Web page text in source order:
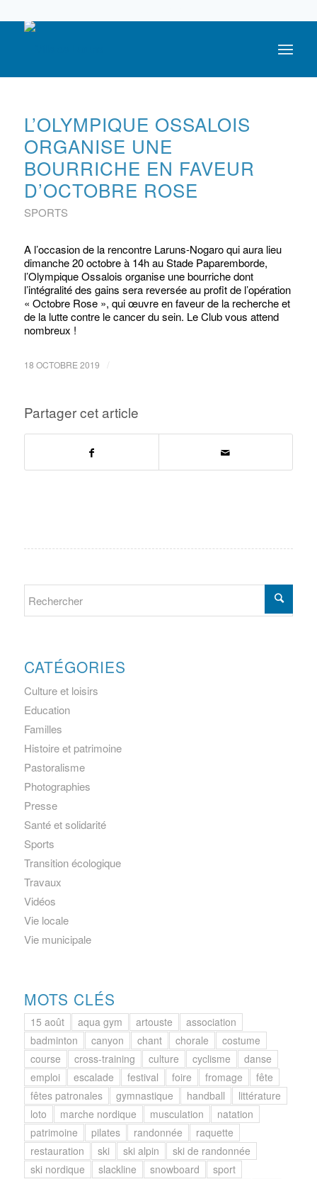
L’OLYMPIQUE OSSALOIS
ORGANISE UNE
BOURRICHE EN FAVEUR
D’OCTOBRE ROSE
SPORTS
A l’occasion de la rencontre Laruns-Nogaro qui aura lieu
dimanche 20 octobre à 14h au Stade Paparemborde,
l’Olympique Ossalois organise une bourriche dont
l’intégralité des gains sera reversée au profit de l’opération
« Octobre Rose », qui œuvre en faveur de la recherche et
de la lutte contre le cancer du sein. Le Club vous attend
nombreux !
18 OCTOBRE 2019
Partager cet article
CATÉGORIES
Culture et loisirs
Education
Familles
Histoire et patrimoine
Pastoralisme
Photographies
Presse
Santé et solidarité
Sports
Transition écologique
Travaux
Vidéos
Vie locale
Vie municipale
MOTS CLÉS
15 août aqua gym artouste
association
badminton
canyon chant chorale
costume
course
cross-training culture cyclisme
danse
emploi
escalade festival foire fromage
fête
fêtes patronales
gymnastique handball
littérature
loto
marche nordique musculation
natation
patrimoine
pilates randonnée
raquette
restauration
ski ski alpin
ski de randonnée
ski nordique
slackline snowboard
sport